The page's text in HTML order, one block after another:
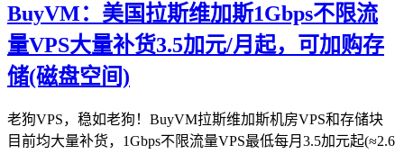
BuyVM：美国拉斯维加斯1Gbps不限流
量VPS大量补货3.5加元/月起，可加购存
储(磁盘空间)
老狗VPS，稳如老狗！BuyVM拉斯维加斯机房VPS和存储块
目前均大量补货，1Gbps不限流量VPS最低每月3.5加元起(≈2.6